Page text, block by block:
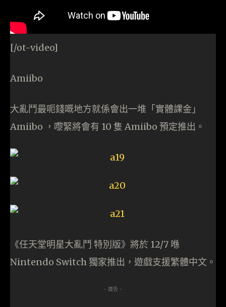
[/ot-video]
Amiibo
大亂鬥最呃錢嘅地方就係會出一堆「實體課金」
Amiibo ，嚟緊將會有 10 隻 Amiibo 預定推出。
《任天堂明星大亂鬥 特別版》將於 12/7 喺
Nintendo Switch 獨家推出，遊戲支援繁體中文。
- 廣告 -